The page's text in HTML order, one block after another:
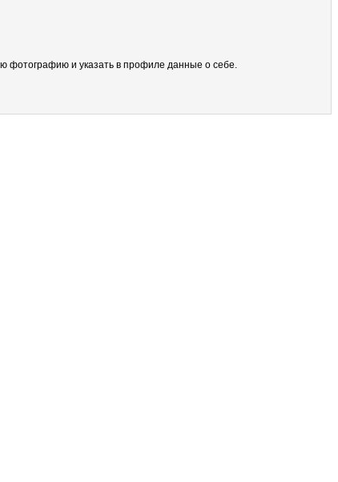
фотографию и указать в профиле данные о себе.